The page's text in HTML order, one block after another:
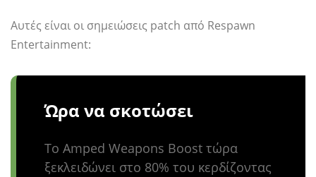
Αυτές είναι οι σημειώσεις patch από Respawn
Entertainment:
Ώρα να σκοτώσει
Το Amped Weapons Boost τώρα
ξεκλειδώνει στο 80% του κερδίζοντας